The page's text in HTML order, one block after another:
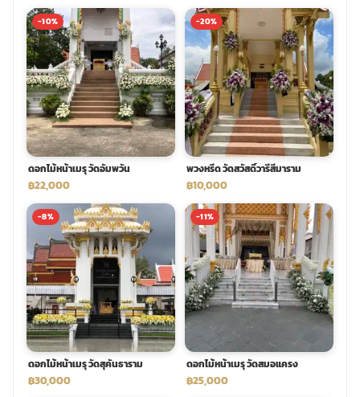
พวงดอกไม้งานศพ
tpdecorate ปูพื้น
-10%
ดอกไม้หน้าเมรุ วัดอัมพวัน
฿22,000
-20%
พวงหรีด วัดสวัสดิ์วารีสีมาราม
฿10,000
-8%
ดอกไม้หน้าเมรุ วัดสุคันธาราม
฿30,000
-11%
ดอกไม้หน้าเมรุ วัดสมอแครง
฿25,000